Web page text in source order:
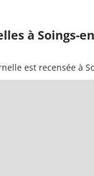
à Soings-
est recensée à